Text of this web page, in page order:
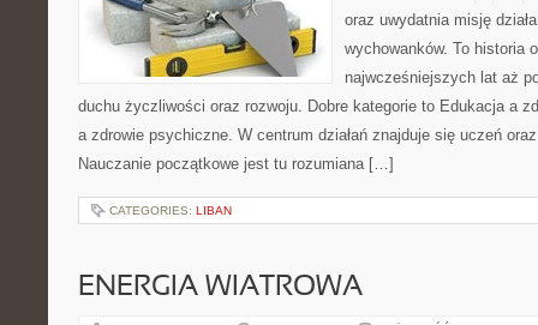
oraz uwydatnia misję
wychowanków. To historia
najwcześniejszych lat aż
duchu życzliwości oraz rozwoju. Dobre kategorie to Edukacja a
a zdrowie psychiczne. W centrum działań znajduje się uczeń
Nauczanie początkowe jest tu rozumiana […]
CATEGORIES: LIBAN
ENERGIA WIATROWA